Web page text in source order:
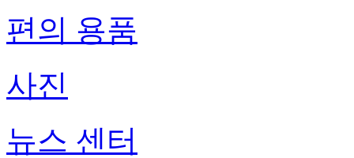
편의 용품
사진
뉴스 센터